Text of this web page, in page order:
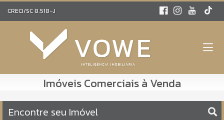
CRECI/SC 8.518-J
Imóveis Comerciais à Venda
Encontre seu Imóvel